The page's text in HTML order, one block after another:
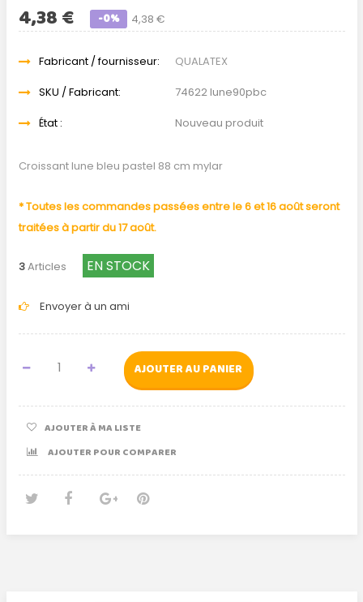
4,38 €
4,38 € -0%
Fabricant / fournisseur:
QUALATEX
SKU / Fabricant:
74622 lune90pbc
État :
Nouveau produit
Croissant lune bleu pastel 88 cm mylar
* Toutes les commandes passées entre le 6 et 16 août seront
traitées à partir du 17 août.
3Articles EN STOCK
Envoyer à un ami
AJOUTER AU PANIER
AJOUTER À MA LISTE
AJOUTER POUR COMPARER